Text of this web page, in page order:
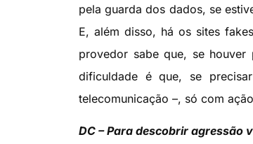
pela guarda dos dados, se
E, além disso, há os sites
provedor sabe que, se
dificuldade é que, se
telecomunicação –, só com
DC – Para descobrir agressão